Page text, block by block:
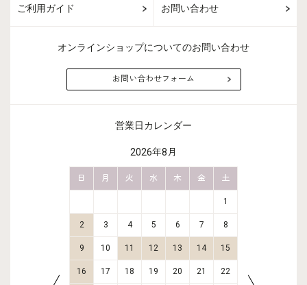
ご利用ガイド お問い合わせ
オンラインショップについてのお問い合わせ
お問い合わせフォーム
営業日カレンダー
2026年8月
日 月 火 水 木 金 土
1
2 3 4 5 6 7 8
9 10 11 12 13 14 15
16 17 18 19 20 21 22